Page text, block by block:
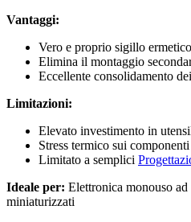
Vantaggi:
Vero e proprio sigillo ermetico
Elimina il montaggio
Eccellente consolidamento
Limitazioni:
Elevato investimento in
Stress termico sui componenti
Limitato a semplici
Ideale per: Elettronica monouso
miniaturizzati